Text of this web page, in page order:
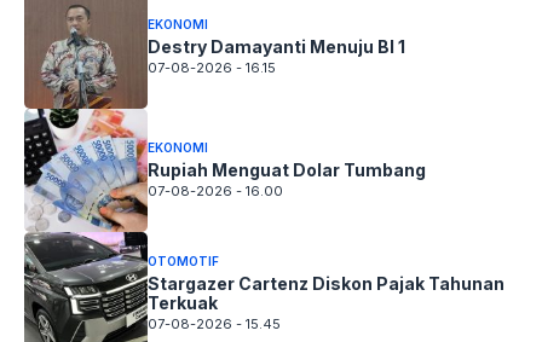
EKONOMI
Destry Damayanti Menuju BI 1
07-08-2026 - 16.15
EKONOMI
Rupiah Menguat Dolar Tumbang
07-08-2026 - 16.00
OTOMOTIF
Stargazer Cartenz Diskon Pajak Tahunan
Terkuak
07-08-2026 - 15.45